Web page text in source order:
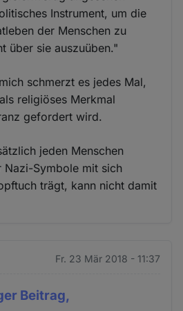
Instrument, um die
der Menschen zu
über sie auszuüben."
schmerzt es jedes Mal,
religiöses Merkmal
gefordert wird.
jeden Menschen
Symbole mit sich
trägt, kann nicht damit
Fr. 23 Mär 2018 - 11:37
Beitrag,